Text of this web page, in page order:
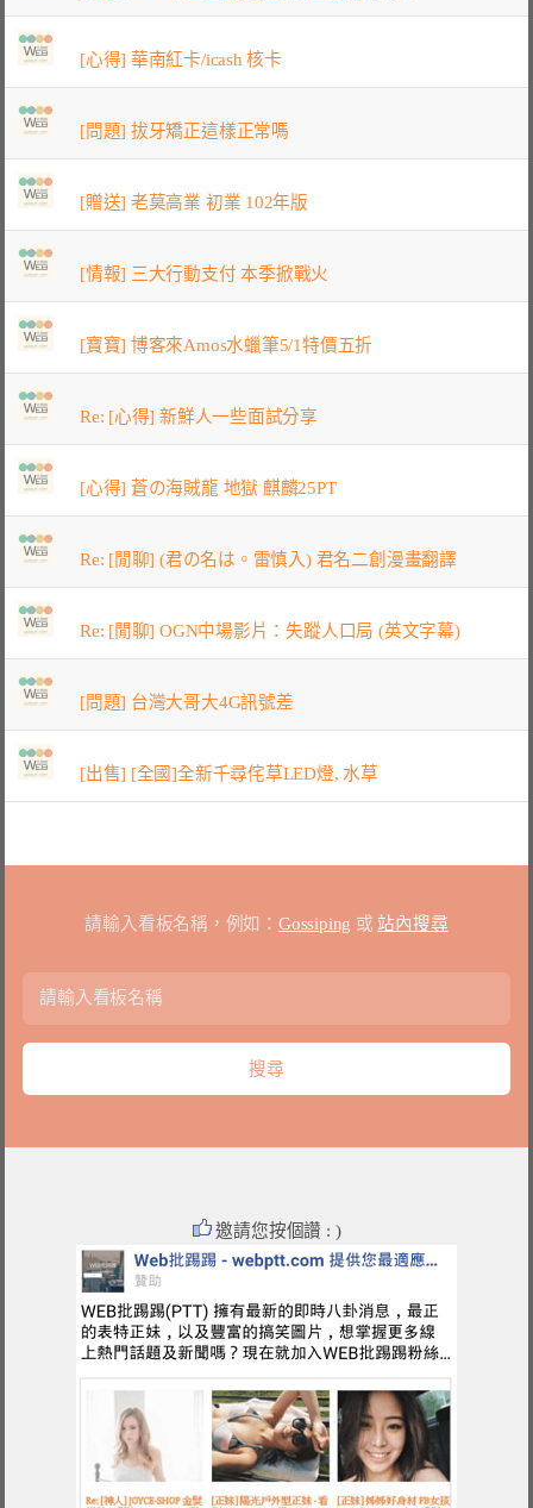
[心得] 華南紅卡/icash 核卡
[問題] 拔牙矯正這樣正常嗎
[贈送] 老莫高業 初業 102年版
[情報] 三大行動支付 本季掀戰火
[寶寶] 博客來Amos水蠟筆5/1特價五折
Re: [心得] 新鮮人一些面試分享
[心得] 蒼の海賊龍 地獄 麒麟25PT
Re: [閒聊] (君の名は。雷慎入) 君名二創漫畫翻譯
Re: [閒聊] OGN中場影片：失蹤人口局 (英文字幕)
[問題] 台灣大哥大4G訊號差
[出售] [全國]全新千尋侘草LED燈, 水草
請輸入看板名稱，例如：Gossiping 或 站內搜尋
邀請您按個讚 : )